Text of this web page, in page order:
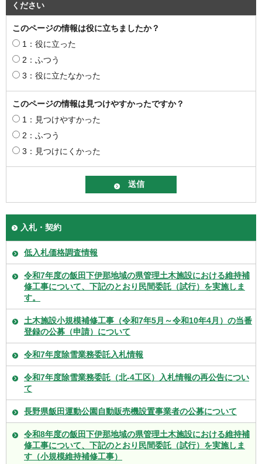
ください
このページの情報は役に立ちましたか？
1：役に立った
2：ふつう
3：役に立たなかった
このページの情報は見つけやすかったですか？
1：見つけやすかった
2：ふつう
3：見つけにくかった
入札・契約
低入札価格調査情報
令和7年度の飯田下伊那地域の県管理土木施設における維持補
修工事について、下記のとおり民間委託（試行）を実施しま
す。
土木施設小規模補修工事（令和7年5月～令和10年4月）の当番
登録の公募（申請）について
令和7年度除雪業務委託入札情報
令和7年度除雪業務委託（北-4工区）入札情報の再公告につい
て
長野県飯田運動公園自動販売機設置事業者の公募について
令和8年度の飯田下伊那地域の県管理土木施設における維持補
修工事について、下記のとおり民間委託（試行）を実施しま
す（小規模維持補修工事）